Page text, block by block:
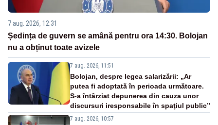
7 aug. 2026, 12:31
Ședința de guvern se amână pentru ora 14:30. Bolojan
nu a obținut toate avizele
7 aug. 2026, 11:51
Bolojan, despre legea salarizării: „Ar
putea fi adoptată în perioada următoare.
S-a întârziat depunerea din cauza unor
discursuri iresponsabile în spaţiul public”
7 aug. 2026, 10:57